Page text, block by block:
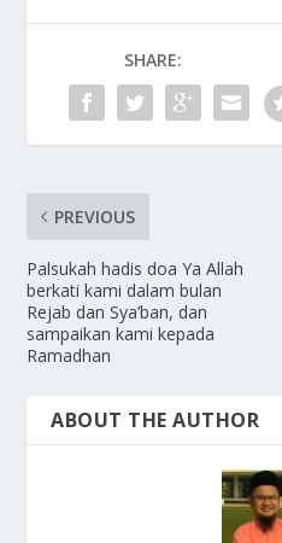
SHARE:
PREVIOUS
Palsukah hadis doa Ya Allah
berkati kami dalam bulan
Rejab dan Sya’ban, dan
sampaikan kami kepada
Ramadhan
ABOUT THE AUTHOR